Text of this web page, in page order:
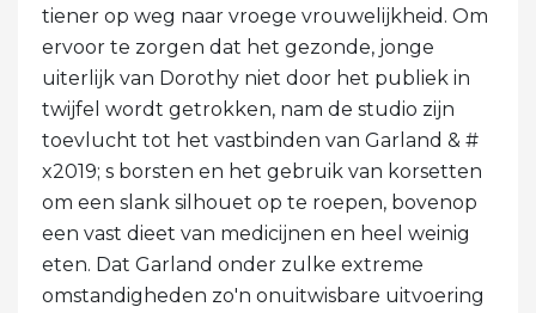
tiener op weg naar vroege vrouwelijkheid. Om
ervoor te zorgen dat het gezonde, jonge
uiterlijk van Dorothy niet door het publiek in
twijfel wordt getrokken, nam de studio zijn
toevlucht tot het vastbinden van Garland & #
x2019; s borsten en het gebruik van korsetten
om een ​​slank silhouet op te roepen, bovenop
een vast dieet van medicijnen en heel weinig
eten. Dat Garland onder zulke extreme
omstandigheden zo'n onuitwisbare uitvoering